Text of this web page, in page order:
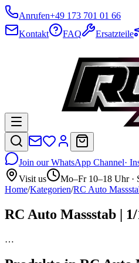
Anrufen+49 173 701 01 66
Kontakt
FAQ Ersatzteile
Join our WhatsApp Channel·
Visit us
Mo–Fr 10–18 Uhr ·
Home/Kategorien/RC Auto
RC Auto Massstab | 1/
…